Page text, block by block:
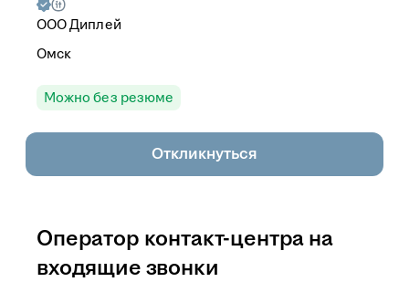
ОООДиплей
Омск
Можно без резюме
Откликнуться
Оператор контакт-центра на
входящие звонки